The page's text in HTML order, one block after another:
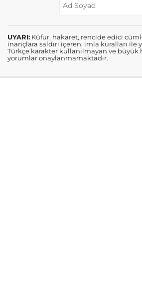
UYARI: Küfür, hakaret, rencide edici
inançlara saldırı içeren, imla kuralları ile
Türkçe karakter kullanılmayan ve büyük
yorumlar onaylanmamaktadır.